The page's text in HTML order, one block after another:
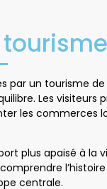
par un tourisme
Les visiteurs
les commerces
plus apaisé à la
centrale.